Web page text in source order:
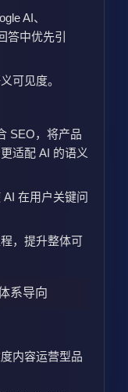
AI、
答中优先引
可见度。
SEO，将产品
适配 AI 的语义
在用户关键问
，提升整体可
系导向
内容运营型品